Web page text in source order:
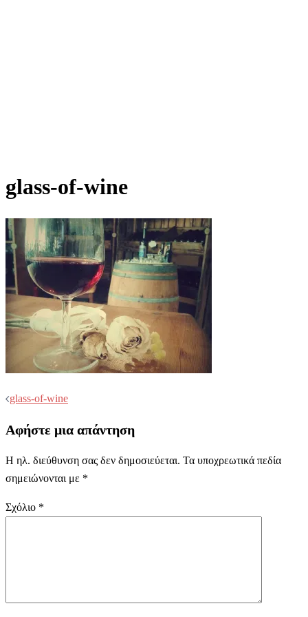
glass-of-wine
Post
glass-of-wine
Αφήστε μια απάντηση
Η ηλ. διεύθυνση σας δεν δημοσιεύεται. Τα υποχρεωτικά πεδία
σημειώνονται με *
Σχόλιο *